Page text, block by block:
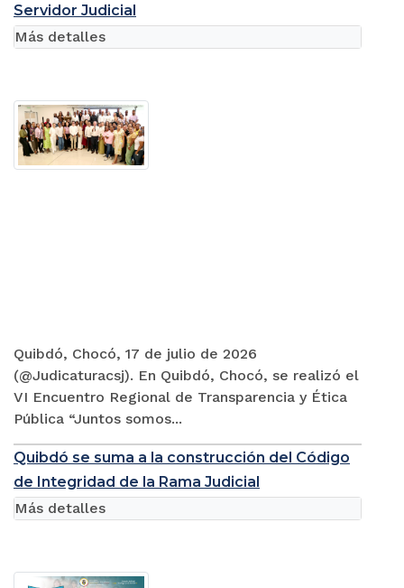
Servidor Judicial
Quibdó, Chocó, 17 de julio de 2026
(@Judicaturacsj). En Quibdó, Chocó, se realizó el
VI Encuentro Regional de Transparencia y Ética
Pública “Juntos somos...
Más detalles
Quibdó se suma a la construcción del Código
de Integridad de la Rama Judicial
Más detalles